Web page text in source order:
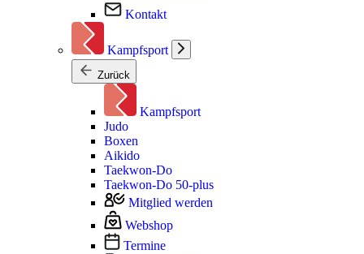
Kontakt
Kampfsport
Zurück
Kampfsport
Judo
Boxen
Aikido
Taekwon-Do
Taekwon-Do 50-plus
Mitglied werden
Webshop
Termine